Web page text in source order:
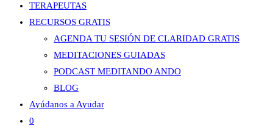
TERAPEUTAS
RECURSOS GRATIS
AGENDA TU SESIÓN DE CLARIDAD GRATIS
MEDITACIONES GUIADAS
PODCAST MEDITANDO ANDO
BLOG
Ayúdanos a Ayudar
0